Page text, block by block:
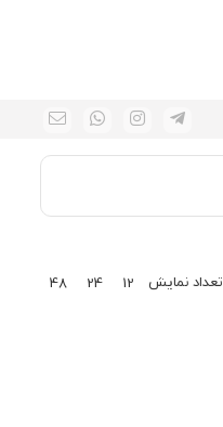
تعداد نمایش 12
24
48